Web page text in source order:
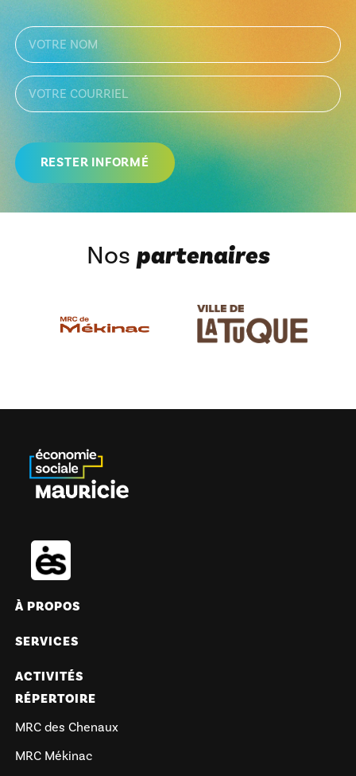
Nos partenaires
À PROPOS
SERVICES
ACTIVITÉS
RÉPERTOIRE
MRC des Chenaux
MRC Mékinac